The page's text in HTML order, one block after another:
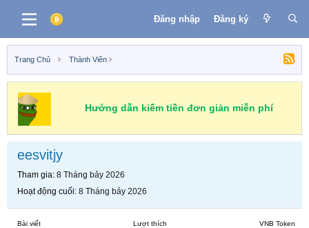
Đăng nhập Đăng ký
Trang Chủ Thành Viên
Hướng dẫn kiếm tiền đơn giản miễn phí
eesvitjy
Tham gia 8 Tháng bảy 2026
Hoạt động cuối 8 Tháng bảy 2026
Bài viết Lượt thích VNB Token